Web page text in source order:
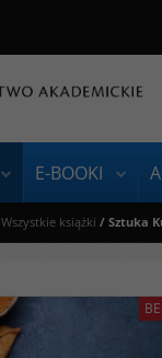
E-BOOKI
Wszystkie książki / Sztuka